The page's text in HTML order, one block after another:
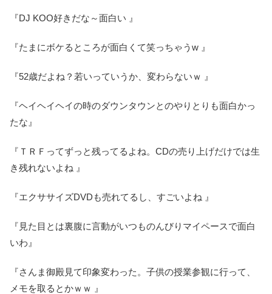
『DJ KOO好きだな～面白い 』
『たまにボケるところが面白くて笑っちゃうw 』
『52歳だよね？若いっていうか、変わらないｗ 』
『ヘイヘイヘイの時のダウンタウンとのやりとりも面白かっ
たな』
『ＴＲＦってずっと残ってるよね。CDの売り上げだけでは生
き残れないよね 』
『エクササイズDVDも売れてるし、すごいよね 』
『見た目とは裏腹に言動がいつものんびりマイペースで面白
いわ』
『さんま御殿見て印象変わった。子供の授業参観に行って、
メモを取るとかｗｗ 』